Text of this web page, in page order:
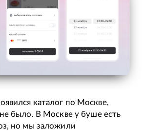
каталог по Москве,
было. В Москве у буше есть
но мы заложили